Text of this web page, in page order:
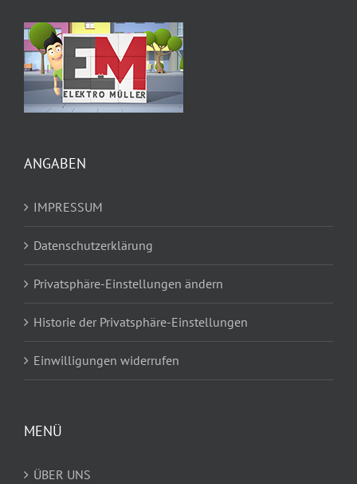
ANGABEN
IMPRESSUM
Datenschutzerklärung
Privatsphäre-Einstellungen ändern
Historie der Privatsphäre-Einstellungen
Einwilligungen widerrufen
MENÜ
ÜBER UNS